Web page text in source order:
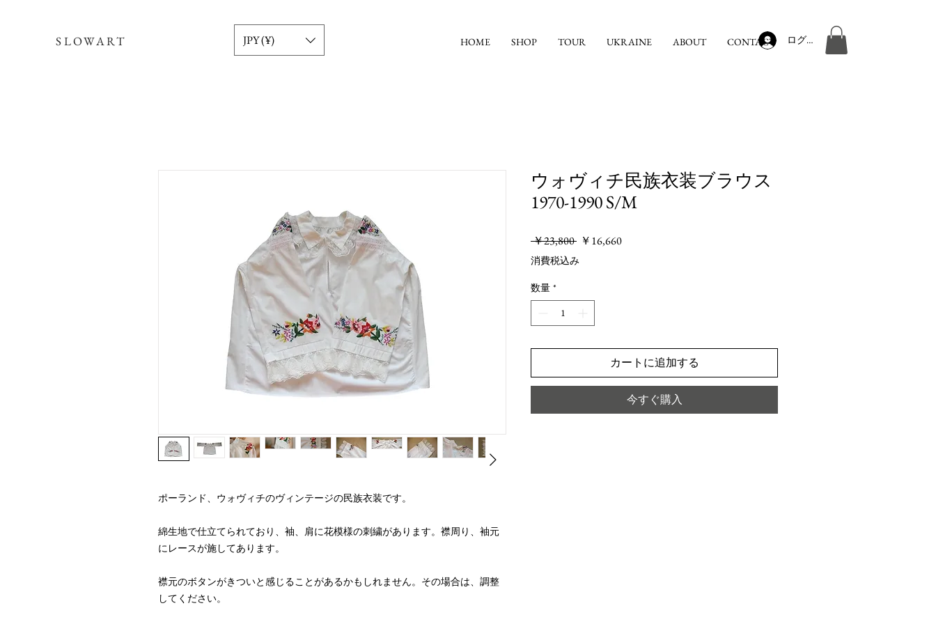
HOME SHOP TOUR UKRAINE ABOUT CONTACT
SLOWART JPY (¥) ログイン
ポーランド、ウォヴィチのヴィンテージの民族衣装です。
綿生地で仕立てられており、袖、肩に花模様の刺繍があります。襟周り、袖元
にレースが施してあります。
襟元のボタンがきついと感じることがあるかもしれません。その場合は、調整
してください。
ウォヴィチ民族衣装ブラウス
1970-1990 S/M
￥23,800 通￥16,660セ
消費税込み
数量 *
カートに追加する
今すぐ購入